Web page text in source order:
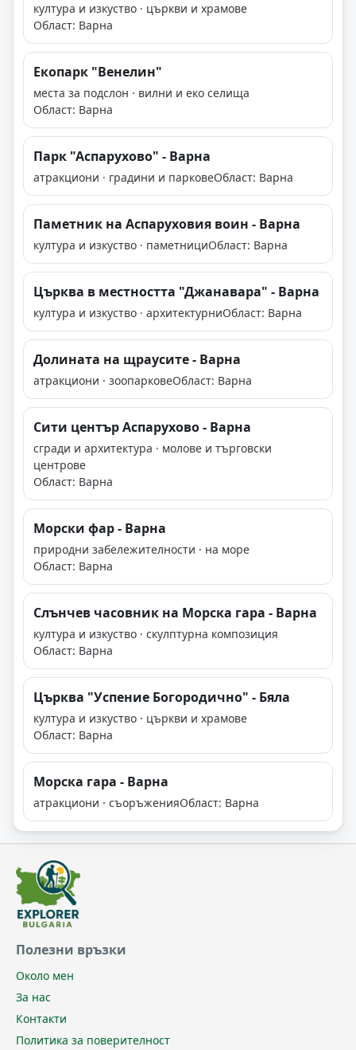
култура и изкуство · църкви и храмове
Област: Варна
Екопарк "Венелин"
места за подслон · вилни и еко селища
Област: Варна
Парк "Аспарухово" - Варна
атракциони · градини и парковеОбласт: Варна
Паметник на Аспаруховия воин - Варна
култура и изкуство · паметнициОбласт: Варна
Църква в местността "Джанавара" - Варна
култура и изкуство · архитектурниОбласт: Варна
Долината на щраусите - Варна
атракциони · зоопарковеОбласт: Варна
Сити център Аспарухово - Варна
сгради и архитектура · молове и търговски
центрове
Област: Варна
Морски фар - Варна
природни забележителности · на море
Област: Варна
Слънчев часовник на Морска гара - Варна
култура и изкуство · скулптурна композиция
Област: Варна
Църква "Успение Богородично" - Бяла
култура и изкуство · църкви и храмове
Област: Варна
Морска гара - Варна
атракциони · съоръженияОбласт: Варна
Полезни връзки
Около мен
За нас
Контакти
Политика за поверителност